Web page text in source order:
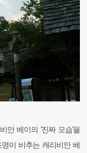
안 베이의 '진짜 모습'을
이 비추는 캐리비안 베